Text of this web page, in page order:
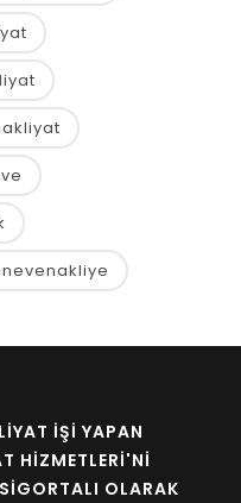
İŞI YAPAN
HIZMETLERI'NI
OLARAK